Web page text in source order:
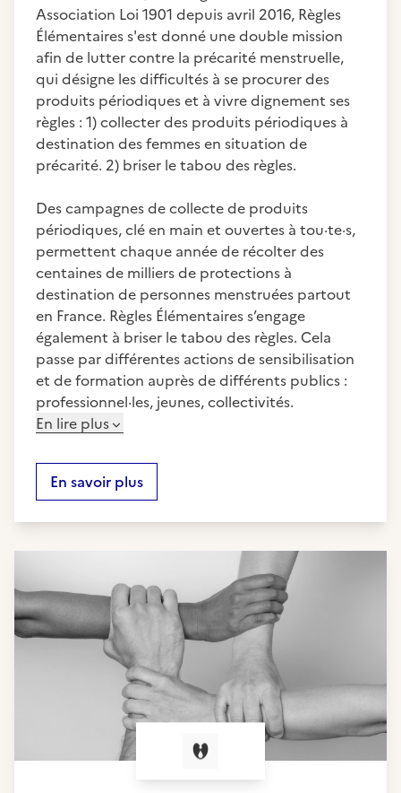
Association Loi 1901 depuis avril 2016, Règles
Élémentaires s'est donné une double mission
afin de lutter contre la précarité menstruelle,
qui désigne les difficultés à se procurer des
produits périodiques et à vivre dignement ses
règles : 1) collecter des produits périodiques à
destination des femmes en situation de
précarité. 2) briser le tabou des règles.
Des campagnes de collecte de produits
périodiques, clé en main et ouvertes à tou·te·s,
permettent chaque année de récolter des
centaines de milliers de protections à
destination de personnes menstruées partout
en France. Règles Élémentaires s’engage
également à briser le tabou des règles. Cela
passe par différentes actions de sensibilisation
et de formation auprès de différents publics :
professionnel·les, jeunes, collectivités.
En lire plus
En savoir plus